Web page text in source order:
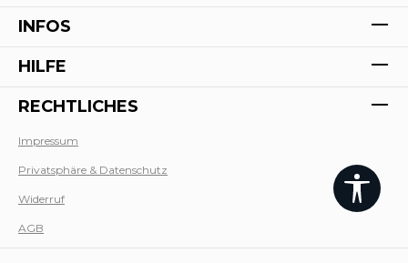
INFOS
HILFE
RECHTLICHES
Impressum
Privatsphäre & Datenschutz
Widerruf
AGB